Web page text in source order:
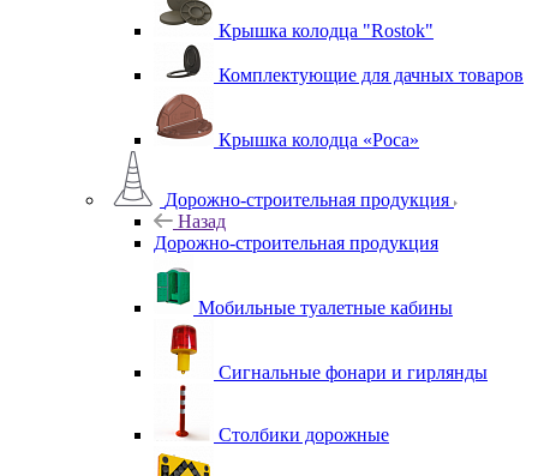
Крышка колодца "Rostok"
Комплектующие для дачных товаров
Крышка колодца «Роса»
Дорожно-строительная продукция
Назад
Дорожно-строительная продукция
Мобильные туалетные кабины
Сигнальные фонари и гирлянды
Столбики дорожные